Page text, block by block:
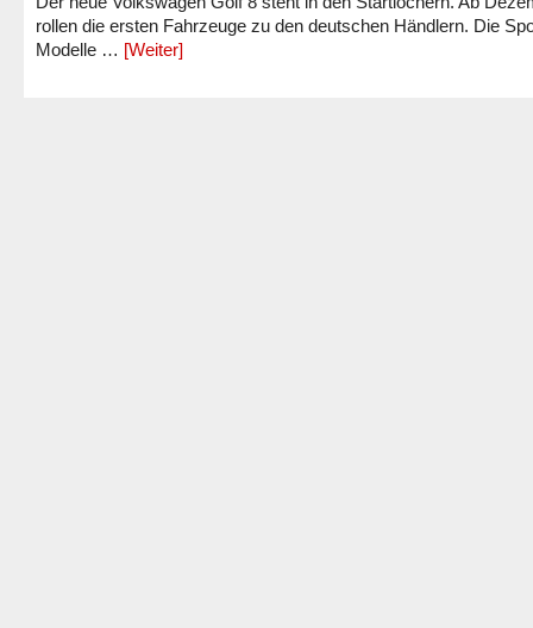
rollen die ersten Fahrzeuge zu den deutschen Händlern. Die
Modelle … [Weiter]